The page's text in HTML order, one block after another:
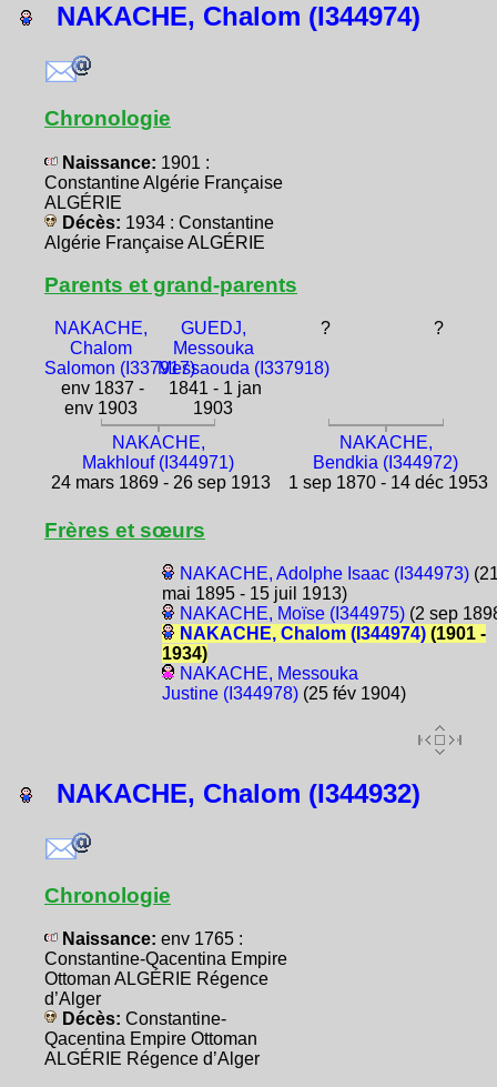
NAKACHE, Chalom (I344974)
Chronologie
Naissance: 1901 :
Constantine Algérie Française
ALGÉRIE
Décès: 1934 : Constantine
Algérie Française ALGÉRIE
Parents et grand-parents
NAKACHE,
Chalom
Salomon (I337917)
env 1837 -
env 1903
GUEDJ,
Messouka
Messaouda (I337918)
1841 - 1 jan
1903
? ?
NAKACHE,
Makhlouf (I344971)
24 mars 1869 - 26 sep 1913
NAKACHE,
Bendkia (I344972)
1 sep 1870 - 14 déc 1953
Frères et sœurs
NAKACHE, Adolphe Isaac (I344973)
mai 1895 - 15 juil 1913)
NAKACHE, Moïse (I344975)(2 sep
NAKACHE, Chalom (I344974)(1901 -
1934)
NAKACHE, Messouka
Justine (I344978)(25 fév 1904)
NAKACHE, Chalom (I344932)
Chronologie
Naissance: env 1765 :
Constantine-Qacentina Empire
Ottoman ALGÉRIE Régence
d’Alger
Décès: Constantine-
Qacentina Empire Ottoman
ALGÉRIE Régence d’Alger